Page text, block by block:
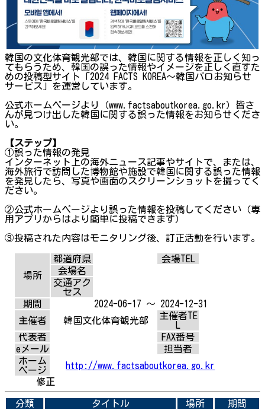
韓国の文化体育観光部では、韓国に関する情報を正しく知っ
てもらうため、韓国の誤った情報やイメージを正しく直すた
めの投稿型サイト「2024 FACTS KOREA～韓国パロお知らせ
サービス」を運営しています。
公式ホームページより（www.factsaboutkorea.go.kr）皆さ
んが見つけ出した韓国に関する誤った情報をお知らせくださ
い。
【ステップ】
①誤った情報の発見
インターネット上の海外ニュース記事やサイトで、または、
海外旅行で訪問した博物館や施設で韓国に関する誤った情報
を発見したら、写真や画面のスクリーンショットを撮ってく
ださい。
②公式ホームページより誤った情報を投稿してください（専
用アプリからはより簡単に投稿できます）
③投稿された内容はモニタリング後、訂正活動を行います。
場所
都道府県
会場TEL
会場名
交通アク
セス
期間
2024-06-17 ～ 2024-12-31
主催者
韓国文化体育観光部
主催者TE
代表者
FAX番号
eメール
担当者
ホーム
ページ
http://www.factsaboutkorea.go.kr
修正
分類 タイトル 場所
期間